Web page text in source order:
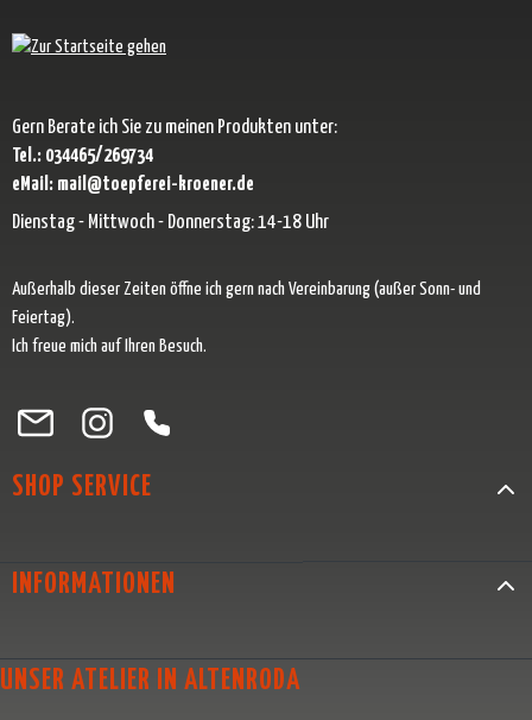
Gern Berate ich Sie zu meinen Produkten unter:
Tel.: 034465/269734
eMail: mail@toepferei-kroener.de
Dienstag - Mittwoch - Donnerstag: 14-18 Uhr
Außerhalb dieser Zeiten öffne ich gern nach Vereinbarung (außer Sonn- und
Feiertag).
Ich freue mich auf Ihren Besuch.
Besuche uns auf Facebook – öffnet in neuem Tab (externer Link)
Schau auf Instagram vorbei – öffnet in neuem Tab (externer Link)
Lass dich auf Pinterest inspirieren – öffnet in neuem Tab
Folge uns auf X – öffnet in neuem Tab (externer Link)
SHOP SERVICE
INFORMATIONEN
UNSER ATELIER IN ALTENRODA